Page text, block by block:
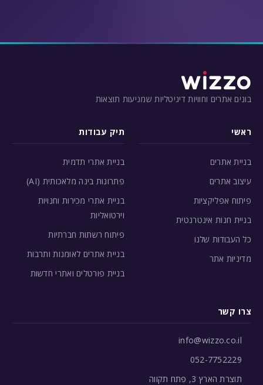
בונים אתרים וחוויות דיגיטליות שמניעות תוצאות
ראשי
בניית אתרים
עיצוב אתרים
פיתוח אפליקציות
בניית חנות אינטרנטית
כל העבודות שלנו
מדיניות אתר
תיק עבודות
בניית אתרי תדמית
פתרונות בינה מלאכותית (AI)
בניית אתרי מכירות וחנויות
וירטואליות
פיתוח רשתות חברתיות
בניית אתרים לאומנות ותרבות
בניית פורטלים ואתרי חדשות
צרו קשר
info@wizzo.co.il
052-7752229
תוצרת הארץ 3, פתח תקווה